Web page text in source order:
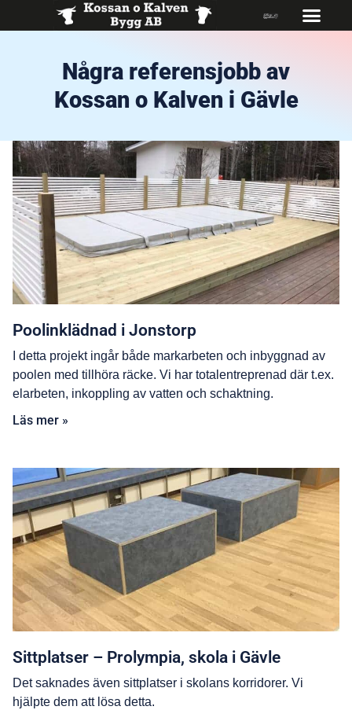
Några referensjobb av
Kossan o Kalven i Gävle
Poolinklädnad i Jonstorp
I detta projekt ingår både markarbeten och inbyggnad av
poolen med tillhöra räcke. Vi har totalentreprenad där t.ex.
elarbeten, inkoppling av vatten och schaktning.
Läs mer »
Sittplatser – Prolympia, skola i Gävle
Det saknades även sittplatser i skolans korridorer. Vi
hjälpte dem att lösa detta.